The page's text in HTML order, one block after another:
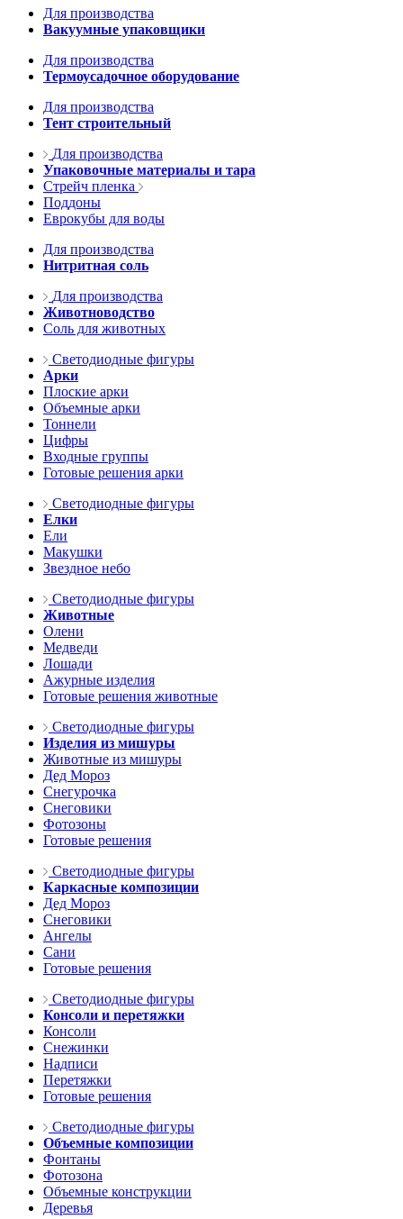
Для производства
Вакуумные упаковщики
Для производства
Термоусадочное оборудование
Для производства
Тент строительный
Для производства
Упаковочные материалы и тара
Стрейч пленка
Поддоны
Еврокубы для воды
Для производства
Нитритная соль
Для производства
Животноводство
Соль для животных
Светодиодные фигуры
Арки
Плоские арки
Объемные арки
Тоннели
Цифры
Входные группы
Готовые решения арки
Светодиодные фигуры
Елки
Ели
Макушки
Звездное небо
Светодиодные фигуры
Животные
Олени
Медведи
Лошади
Ажурные изделия
Готовые решения животные
Светодиодные фигуры
Изделия из мишуры
Животные из мишуры
Дед Мороз
Снегурочка
Снеговики
Фотозоны
Готовые решения
Светодиодные фигуры
Каркасные композиции
Дед Мороз
Снеговики
Ангелы
Сани
Готовые решения
Светодиодные фигуры
Консоли и перетяжки
Консоли
Снежинки
Надписи
Перетяжки
Готовые решения
Светодиодные фигуры
Объемные композиции
Фонтаны
Фотозона
Объемные конструкции
Деревья